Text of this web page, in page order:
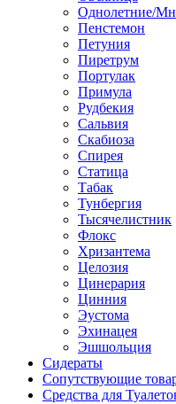
Однолетние/
Пенстемон
Петуния
Пиретрум
Портулак
Примула
Рудбекия
Сальвия
Скабиоза
Спирея
Статица
Табак
Тунбергия
Тысячелистник
Флокс
Хризантема
Целозия
Цинерария
Цинния
Эустома
Эхинацея
Эшшольция
Сидераты
Сопутствующие
Средства для